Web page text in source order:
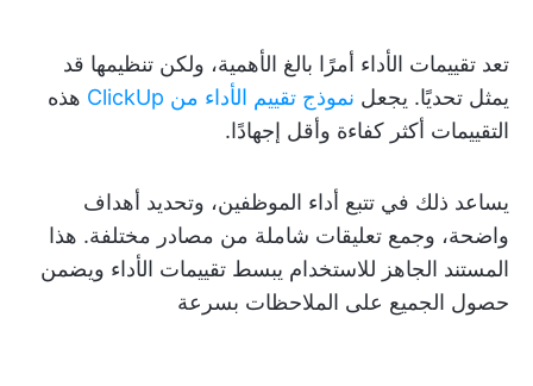
تعد تقييمات الأداء أمرًا بالغ الأهمية، ولكن تنظيمها قد
يمثل تحديًا. يجعل نموذج تقييم الأداء من ClickUp
هذه
التقييمات أكثر كفاءة وأقل إجهادًا.
يساعد ذلك في تتبع أداء الموظفين، وتحديد أهداف
واضحة، وجمع تعليقات شاملة من مصادر مختلفة. هذا
المستند الجاهز للاستخدام يبسط تقييمات الأداء ويضمن
حصول الجميع على الملاحظات بسرعة